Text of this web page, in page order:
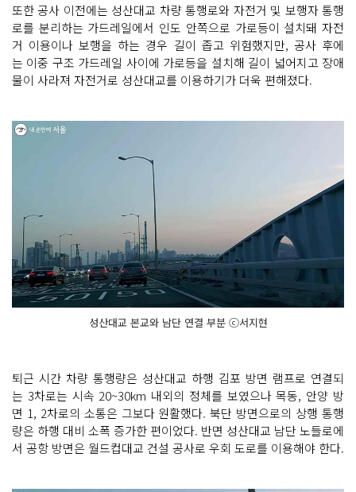
또한 공사 이전에는 성산대교 차량 통행로와 자전거 및 보행자 통행
로를 분리하는 가드레일에서 인도 안쪽으로 가로등이 설치돼 자전
거 이용이나 보행을 하는 경우 길이 좁고 위험했지만, 공사 후에
는 이중 구조 가드레일 사이에 가로등을 설치해 길이 넓어지고 장애
물이 사라져 자전거로 성산대교를 이용하기가 더욱 편해졌다.
성산대교 본교와 남단 연결 부분 ⓒ서지현
퇴근 시간 차량 통행량은 성산대교 하행 김포 방면 램프로 연결되
는 3차로는 시속 20~30km 내외의 정체를 보였으나 목동, 안양 방
면 1, 2차로의 소통은 그보다 원활했다. 북단 방면으로의 상행 통행
량은 하행 대비 소폭 증가한 편이었다. 반면 성산대교 남단 노들로에
서 공항 방면은 월드컵대교 건설 공사로 우회 도로를 이용해야 한다.